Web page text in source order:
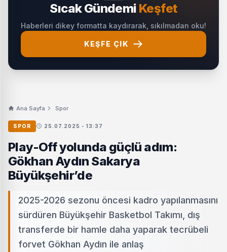
Sıcak Gündemi Keşfet
Haberleri dikey formatta kaydırarak, sıkılmadan oku!
KEŞFE ÇIK
Ana Sayfa Spor
SPOR 25.07.2025 - 13:37
Play-Off yolunda güçlü adım:
Gökhan Aydın Sakarya
Büyükşehir’de
2025-2026 sezonu öncesi kadro yapılanmasını
sürdüren Büyükşehir Basketbol Takımı, dış
transferde bir hamle daha yaparak tecrübeli
forvet Gökhan Aydın ile anlaş